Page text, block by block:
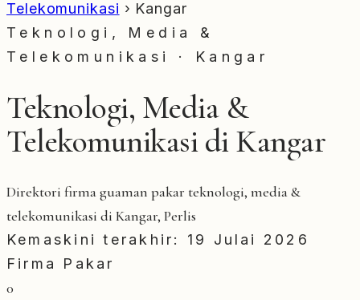
Telekomunikasi › Kangar
Teknologi, Media &
Telekomunikasi · Kangar
Teknologi, Media &
Telekomunikasi di Kangar
Direktori firma guaman pakar teknologi, media &
telekomunikasi di Kangar, Perlis
Kemaskini terakhir: 19 Julai 2026
Firma Pakar
0